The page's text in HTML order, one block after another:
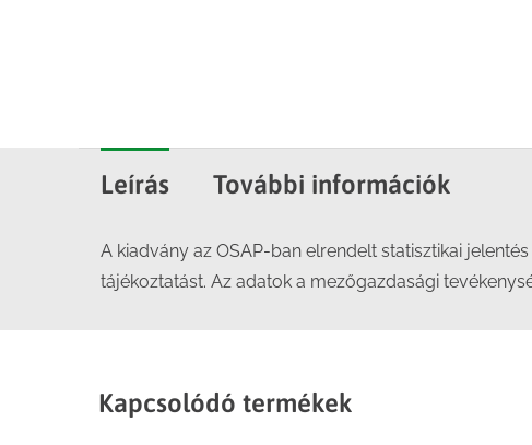
Leírás További információk
A kiadvány az OSAP-ban elrendelt statisztikai
tájékoztatást. Az adatok a mezőgazdasági
Kapcsolódó termékek